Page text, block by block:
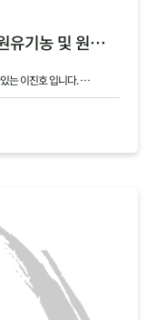
[두레생협 농산팀 특파원 보고: 강원유기농 및 원주생명농업 2차 안내]
는 이진호 입니다.
작확 상태 및 품질과 생산지